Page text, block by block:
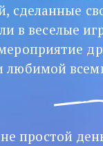
сделанные
в веселые
любимой
простой